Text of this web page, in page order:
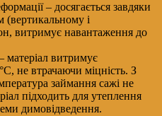
– досягається завдяки
і
витримує навантаження до
матеріал витримує
не втрачаючи міцність. З
займання сажі не
підходить для утеплення
димовідведення.